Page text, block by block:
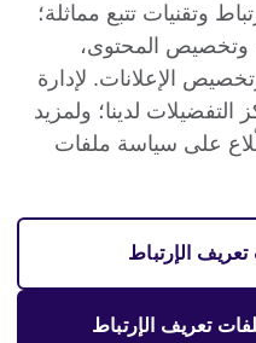
© British Council 2026. The
for cultural relations and
وتقنيات تتبع مماثلة؛
وتخصيص المحتوى،
الإعلانات. لإدارة
التفضيلات لدينا؛ ولمزيد
على سياسة ملفات
الإرتباط
تعريف الإرتباط